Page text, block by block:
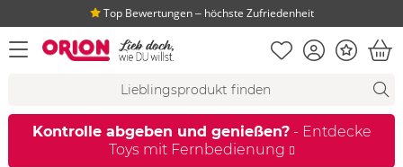
Top Bewertungen ‒ höchste Zufriedenheit
Menü öffnen Merkliste
KontoBonus
Kontrolle abgeben und genießen?- Entdecke
Toys mit Fernbedienung